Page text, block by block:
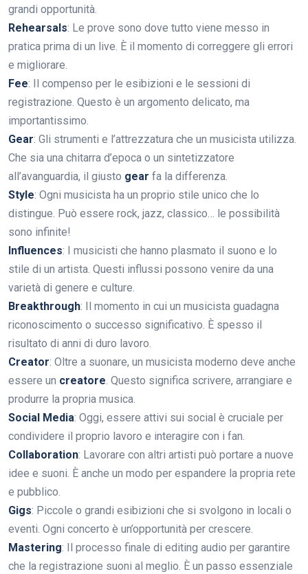
grandi opportunità.
Rehearsals: Le prove sono dove tutto viene messo in
pratica prima di un live. È il momento di correggere gli errori
e migliorare.
Fee: Il compenso per le esibizioni e le sessioni di
registrazione. Questo è un argomento delicato, ma
importantissimo.
Gear: Gli strumenti e l’attrezzatura che un musicista utilizza.
Che sia una chitarra d’epoca o un sintetizzatore
all’avanguardia, il giusto gear fa la differenza.
Style: Ogni musicista ha un proprio stile unico che lo
distingue. Può essere rock, jazz, classico… le possibilità
sono infinite!
Influences: I musicisti che hanno plasmato il suono e lo
stile di un artista. Questi influssi possono venire da una
varietà di genere e culture.
Breakthrough: Il momento in cui un musicista guadagna
riconoscimento o successo significativo. È spesso il
risultato di anni di duro lavoro.
Creator: Oltre a suonare, un musicista moderno deve anche
essere un creatore. Questo significa scrivere, arrangiare e
produrre la propria musica.
Social Media: Oggi, essere attivi sui social è cruciale per
condividere il proprio lavoro e interagire con i fan.
Collaboration: Lavorare con altri artisti può portare a nuove
idee e suoni. È anche un modo per espandere la propria rete
e pubblico.
Gigs: Piccole o grandi esibizioni che si svolgono in locali o
eventi. Ogni concerto è un’opportunità per crescere.
Mastering: Il processo finale di editing audio per garantire
che la registrazione suoni al meglio. È un passo essenziale